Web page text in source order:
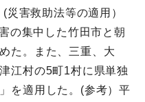
害救助法等の適用）
の集中した竹田市と朝
た。また、三重、大
江村の5町1村に県単独
を適用した。(参考）平